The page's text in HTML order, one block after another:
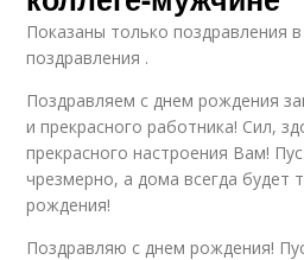
Показаны только поздравления
поздравления .
Поздравляем с днем рождения
и прекрасного работника! Сил,
прекрасного настроения Вам!
чрезмерно, а дома всегда будет
рождения!
Поздравляю с днем рождения!